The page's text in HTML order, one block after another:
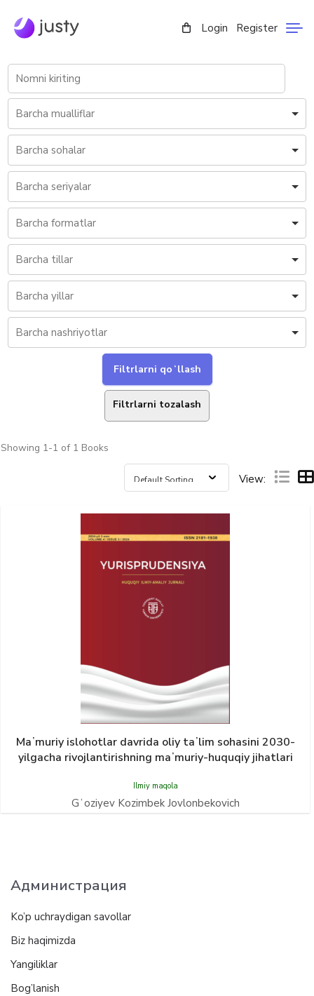
Login Register
Filtrlarni tozalash
Showing 1-1 of 1 Books
View:
Maʼmuriy islohotlar davrida oliy taʼlim sohasini 2030-
yilgacha rivojlantirishning maʼmuriy-huquqiy jihatlari
Ilmiy maqola
Gʻoziyev Kozimbek Jovlonbekovich
Администрация
Ko’p uchraydigan savollar
Biz haqimizda
Yangiliklar
Bog’lanish